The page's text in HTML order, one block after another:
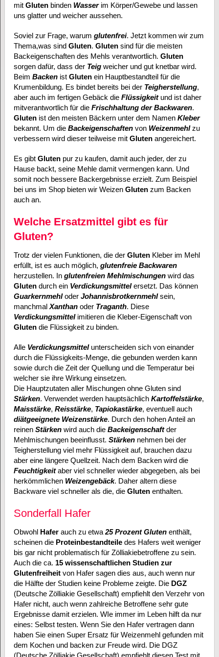
mit Glutenbinden Wasserim Körper/Gewebe und lassen
uns glatter und weicher aussehen.
Soviel zur Frage, warum glutenfrei. Jetzt kommen wir zum
Thema,was sind Gluten. Glutensind für die meisten
Backeigenschaften des Mehls verantwortlich. Gluten
sorgen dafür, dass der Teigweicher und gut knetbar wird.
Beim Backenist Glutenein Hauptbestandteil für die
Krumenbildung. Es bindet bereits bei der Teigherstellung,
aber auch im fertigen Gebäck die Flüssigkeitund ist daher
mitverantwortlich für die Frischhaltung der Backwaren.
Glutenist den meisten Bäckern unter dem Namen Kleber
bekannt. Um die Backeigenschaftenvon Weizenmehlzu
verbessern wird dieser teilweise mit Glutenangereichert.
Es gibt Glutenpur zu kaufen, damit auch jeder, der zu
Hause backt, seine Mehle damit vermengen kann. Und
somit noch bessere Backergebnisse erzielt. Zum Beispiel
bei uns im Shop bieten wir Weizen Glutenzum Backen
auch an.
Welche Ersatzmittel gibt es für
Gluten?
Trotz der vielen Funktionen, die der GlutenKleber im Mehl
erfüllt, ist es auch möglich, glutenfreie Backwaren
herzustellen. In glutenfreien Mehlmischungenwird das
Glutendurch ein Verdickungsmittelersetzt. Das können
Guarkernmehloder Johannisbrotkernmehlsein,
manchmal Xanthanoder Traganth. Diese
Verdickungsmittelimitieren die Kleber-Eigenschaft von
Glutendie Flüssigkeit zu binden.
Alle Verdickungsmittelunterscheiden sich von einander
durch die Flüssigkeits-Menge, die gebunden werden kann
sowie durch die Zeit der Quellung und die Temperatur bei
welcher sie ihre Wirkung einsetzen.
Die Hauptzutaten aller Mischungen ohne Gluten sind
Stärken. Verwendet werden hauptsächlich Kartoffelstärke,
Maisstärke, Reisstärke, Tapiokastärke, eventuell auch
diätgeeignete Weizenstärke. Durch den hohen Anteil an
reinen Stärkenwird auch die Backeigenschaftder
Mehlmischungen beeinflusst. Stärkennehmen bei der
Teigherstellung viel mehr Flüssigkeit auf, brauchen dazu
aber eine längere Quellzeit. Nach dem Backen wird die
Feuchtigkeitaber viel schneller wieder abgegeben, als bei
herkömmlichen Weizengebäck. Daher altern diese
Backware viel schneller als die, die Glutenenthalten.
Sonderfall Hafer
Obwohl Haferauch zu etwa 25 Prozent Glutenenthält,
scheinen die Proteinbestandteiledes Hafers weit weniger
bis gar nicht problematisch für Zölliakiebetroffene zu sein.
Auch die ca. 15 wissenschaftlichen Studien zur
Glutenfreiheitvon Hafer sagen dies aus, auch wenn nur
die Hälfte der Studien keine Probleme zeigte. Die DGZ
(Deutsche Zölliakie Gesellschaft) empfiehlt den Verzehr von
Hafer nicht, auch wenn zahlreiche Betroffene sehr gute
Ergebnisse damit erzielen. WIe immer im Leben hilft da nur
eines: Selbst testen. Wenn Sie den Hafer vertragen dann
haben Sie einen Super Ersatz für Weizenmehl gefunden mit
dem Kochen und backen zur Freude wird. Die DGZ
(Deutsche Zölliakie Gesellschaft) empfiehlt diesen Test mit